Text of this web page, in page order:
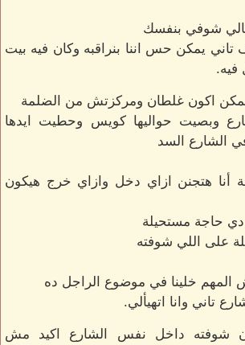
شوفي بنفسك
يمكن حس اننا بنراقبه وكان فيه بيت
فيه.
يمكن اكون غلطان ومركزتش من الضلمة
وبصيت حواليها كويس وحطيت ايدها
الشارع السد
هتجنن ازاي دخل وازاي خرج هيكون
حاجة مستحيلة
اللي شوفته
خلينا في موضوع الراجل ده
تاني وانا اتهيألي.
شوفته داخل نفس الشارع اكيد مش